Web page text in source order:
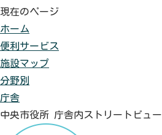
現在のページ
ホーム
便利サービス
施設マップ
分野別
庁舎
中央市役所 庁舎内ストリートビュー